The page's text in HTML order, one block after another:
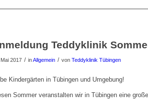
Teddyklinik
2017 / inAllgemein / von Teddyklinik Tübingen
Kindergärten in Tübingen und Umgebung!
Sommer veranstalten wir in Tübingen eine